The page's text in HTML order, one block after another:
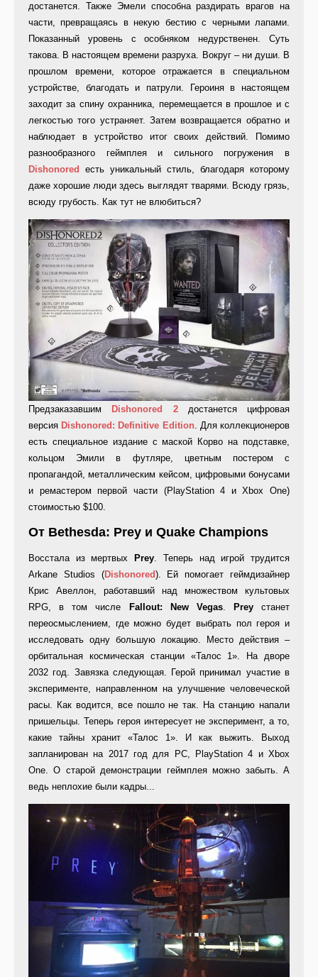
достанется. Также Эмели способна раздирать врагов на
части, превращаясь в некую бестию с черными лапами.
Показанный уровень с особняком недурственен. Суть
такова. В настоящем времени разруха. Вокруг – ни души. В
прошлом времени, которое отражается в специальном
устройстве, благодать и патрули. Героиня в настоящем
заходит за спину охранника, перемещается в прошлое и с
легкостью того устраняет. Затем возвращается обратно и
наблюдает в устройство итог своих действий. Помимо
разнообразного геймплея и сильного погружения в
Dishonored
есть уникальный стиль, благодаря которому
даже хорошие люди здесь выглядят тварями. Всюду грязь,
всюду грубость. Как тут не влюбиться?
Предзаказавшим Dishonored 2достанется цифровая
версия Dishonored: Definitive Edition . Для коллекционеров
есть специальное издание с маской Корво на подставке,
кольцом Эмили в футляре, цветным постером с
пропагандой, металлическим кейсом, цифровыми бонусами
и ремастером первой части (PlayStation 4 и Xbox One)
стоимостью $100.
От Bethesda: Prey и Quake Champions
Восстала из мертвых Prey . Теперь над игрой трудится
Arkane Studios (Dishonored). Ей помогает геймдизайнер
Крис Авеллон, работавший над множеством культовых
RPG, в том числе
Fallout: New Vegas. Prey станет
переосмыслением, где можно будет выбрать пол героя и
исследовать одну большую локацию. Место действия –
орбитальная космическая станции «Талос 1». На дворе
2032 год. Завязка следующая. Герой принимал участие в
эксперименте, направленном на улучшение человеческой
расы. Как водится, все пошло не так. На станцию напали
пришельцы. Теперь героя интересует не эксперимент, а то,
какие тайны хранит «Талос 1». И как выжить. Выход
запланирован на 2017 год для PC, PlayStation 4 и Xbox
One. О старой демонстрации геймплея можно забыть. А
ведь неплохие были кадры...